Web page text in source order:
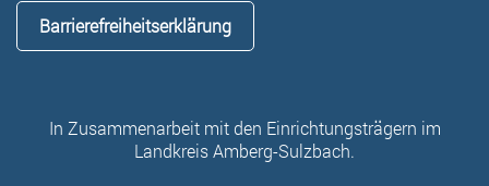
Barrierefreiheitserklärung
In Zusammenarbeit mit den Einrichtungsträgern im
Landkreis Amberg-Sulzbach.